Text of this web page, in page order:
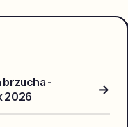
brzucha -
2026
→